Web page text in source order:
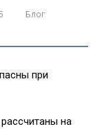
Блог
при
на